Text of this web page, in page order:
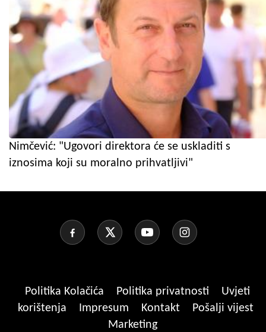
Nimčević: "Ugovori direktora će se uskladiti s
iznosima koji su moralno prihvatljivi"
Politika Kolačića Politika privatnosti
Uvjeti
korištenja
Impresum Kontakt
Pošalji vijest
Marketing